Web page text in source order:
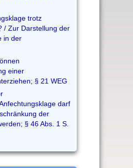
trotz
/ Zur Darstellung der
in der
einer
§ 21 WEG
darf
der
§ 46 Abs. 1 S.